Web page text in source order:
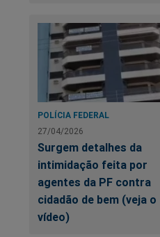
POLÍCIA FEDERAL
27/04/2026
Surgem detalhes da
intimidação feita por
agentes da PF contra
cidadão de bem (veja o
vídeo)